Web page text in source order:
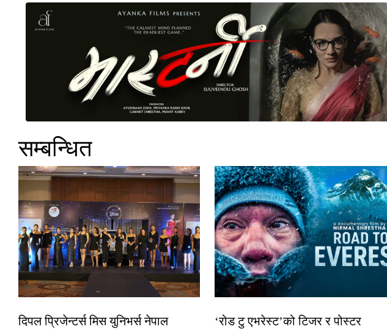
सम्बन्धित
दिपल प्रिजेन्टर्स मिस युनिभर्स नेपाल
‘रोड टु एभरेस्ट’को टिजर र पोस्टर